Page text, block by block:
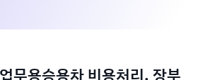
무용승용차 비용처리, 장부